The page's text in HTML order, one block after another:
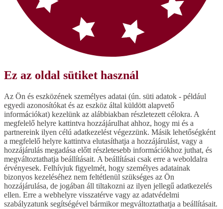
Ez az oldal sütiket használ
Az Ön és eszközének személyes adatai (ún. süti adatok - például
egyedi azonosítókat és az eszköz által küldött alapvető
információkat) kezelünk az alábbiakban részletezett célokra. A
megfelelő helyre kattintva hozzájárulhat ahhoz, hogy mi és a
partnereink ilyen célú adatkezelést végezzünk. Másik lehetőségként
a megfelelő helyre kattintva elutasíthatja a hozzájárulást, vagy a
hozzájárulás megadása előtt részletesebb információkhoz juthat, és
megváltoztathatja beállításait. A beállításai csak erre a weboldalra
érvényesek. Felhívjuk figyelmét, hogy személyes adatainak
bizonyos kezeléséhez nem feltétlenül szükséges az Ön
hozzájárulása, de jogában áll tiltakozni az ilyen jellegű adatkezelés
ellen. Erre a webhelyre visszatérve vagy az adatvédelmi
szabályzatunk segítségével bármikor megváltoztathatja a beállításait.